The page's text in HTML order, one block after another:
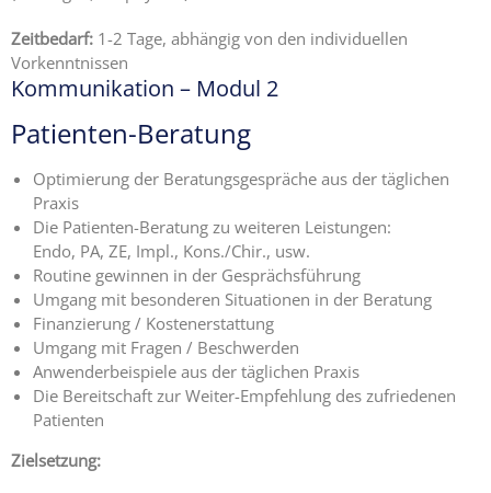
Zeitbedarf: 1-2 Tage, abhängig von den individuellen
Vorkenntnissen
Kommunikation – Modul 2
Patienten-Beratung
Optimierung der Beratungsgespräche aus der täglichen
Praxis
Die Patienten-Beratung zu weiteren Leistungen:
Endo, PA, ZE, Impl., Kons./Chir., usw.
Routine gewinnen in der Gesprächsführung
Umgang mit besonderen Situationen in der Beratung
Finanzierung / Kostenerstattung
Umgang mit Fragen / Beschwerden
Anwenderbeispiele aus der täglichen Praxis
Die Bereitschaft zur Weiter-Empfehlung des zufriedenen
Patienten
Zielsetzung: